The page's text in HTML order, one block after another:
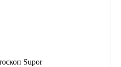
Supor